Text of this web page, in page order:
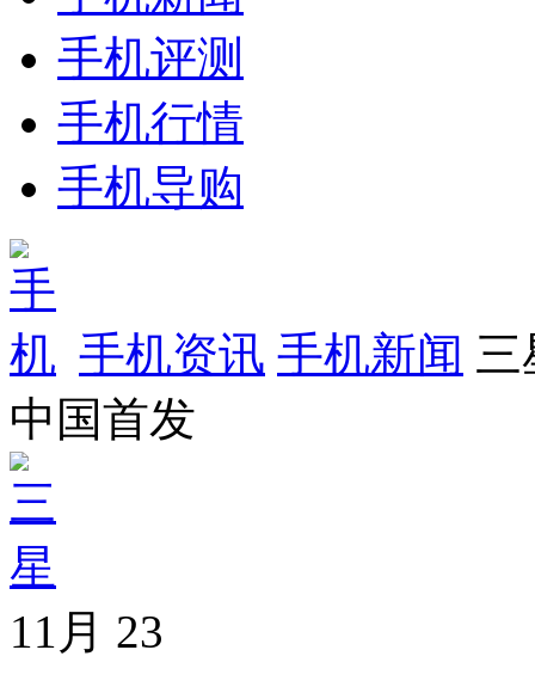
手机评测
手机行情
手机导购
手机资讯 手机新闻 三
中国首发
11月 23